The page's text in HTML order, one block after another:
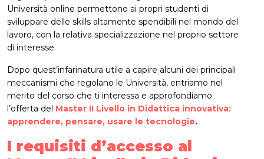
Università online permettono ai propri studenti di
sviluppare delle skills altamente spendibili nel mondo del
lavoro, con la relativa specializzazione nel proprio settore
di interesse.
Dopo quest’infarinatura utile a capire alcuni dei principali
meccanismi che regolano le Università, entriamo nel
merito del corso che ti interessa e approfondiamo
l’offerta del Master II Livello in Didattica innovativa:
apprendere, pensare, usare le tecnologie.
I requisiti d’accesso al